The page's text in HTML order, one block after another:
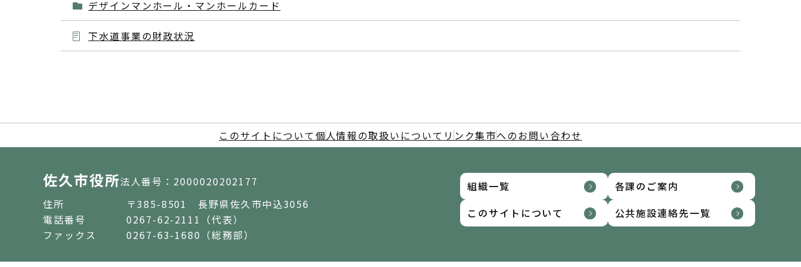
デザインマンホール・マンホールカード
下水道事業の財政状況
このサイトについて 個人情報の取扱いについて リンク集市へのお問い合わせ
佐久市役所法人番号：2000020202177
住所
〒385-8501 長野県佐久市中込3056
電話番号
0267-62-2111（代表）
ファックス
0267-63-1680（総務部）
組織一覧
各課のご案内
このサイトについて
公共施設連絡先一覧